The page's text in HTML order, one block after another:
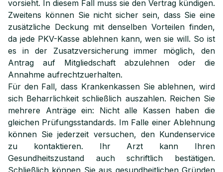
vorsieht. In diesem Fall muss sie den Vertrag kündigen.
Zweitens können Sie nicht sicher sein, dass Sie eine
zusätzliche Deckung mit denselben Vorteilen finden,
da jede PKV-Kasse ablehnen kann, wen sie will. So ist
es in der Zusatzversicherung immer möglich, den
Antrag auf Mitgliedschaft abzulehnen oder die
Annahme aufrechtzuerhalten.
Für den Fall, dass Krankenkassen Sie ablehnen, wird
sich Beharrlichkeit schließlich auszahlen. Reichen Sie
mehrere Anträge ein: Nicht alle Kassen haben die
gleichen Prüfungsstandards. Im Falle einer Ablehnung
können Sie jederzeit versuchen, den Kundenservice
zu kontaktieren. Ihr Arzt kann Ihren
Gesundheitszustand auch schriftlich bestätigen.
Schließlich können Sie aus gesundheitlichen Gründen